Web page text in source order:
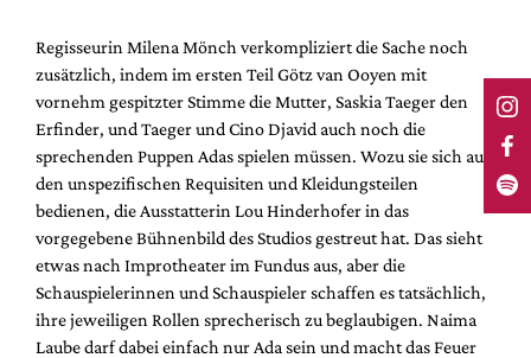
Regisseurin Milena Mönch verkompliziert die Sache noch
zusätzlich, indem im ersten Teil Götz van Ooyen mit
vornehm gespitzter Stimme die Mutter, Saskia Taeger den
Erfinder, und Taeger und Cino Djavid auch noch die
sprechenden Puppen Adas spielen müssen. Wozu sie sich aus
den unspezifischen Requisiten und Kleidungsteilen
bedienen, die Ausstatterin Lou Hinderhofer in das
vorgegebene Bühnenbild des Studios gestreut hat. Das sieht
etwas nach Improtheater im Fundus aus, aber die
Schauspielerinnen und Schauspieler schaffen es tatsächlich,
ihre jeweiligen Rollen sprecherisch zu beglaubigen. Naima
Laube darf dabei einfach nur Ada sein und macht das Feuer